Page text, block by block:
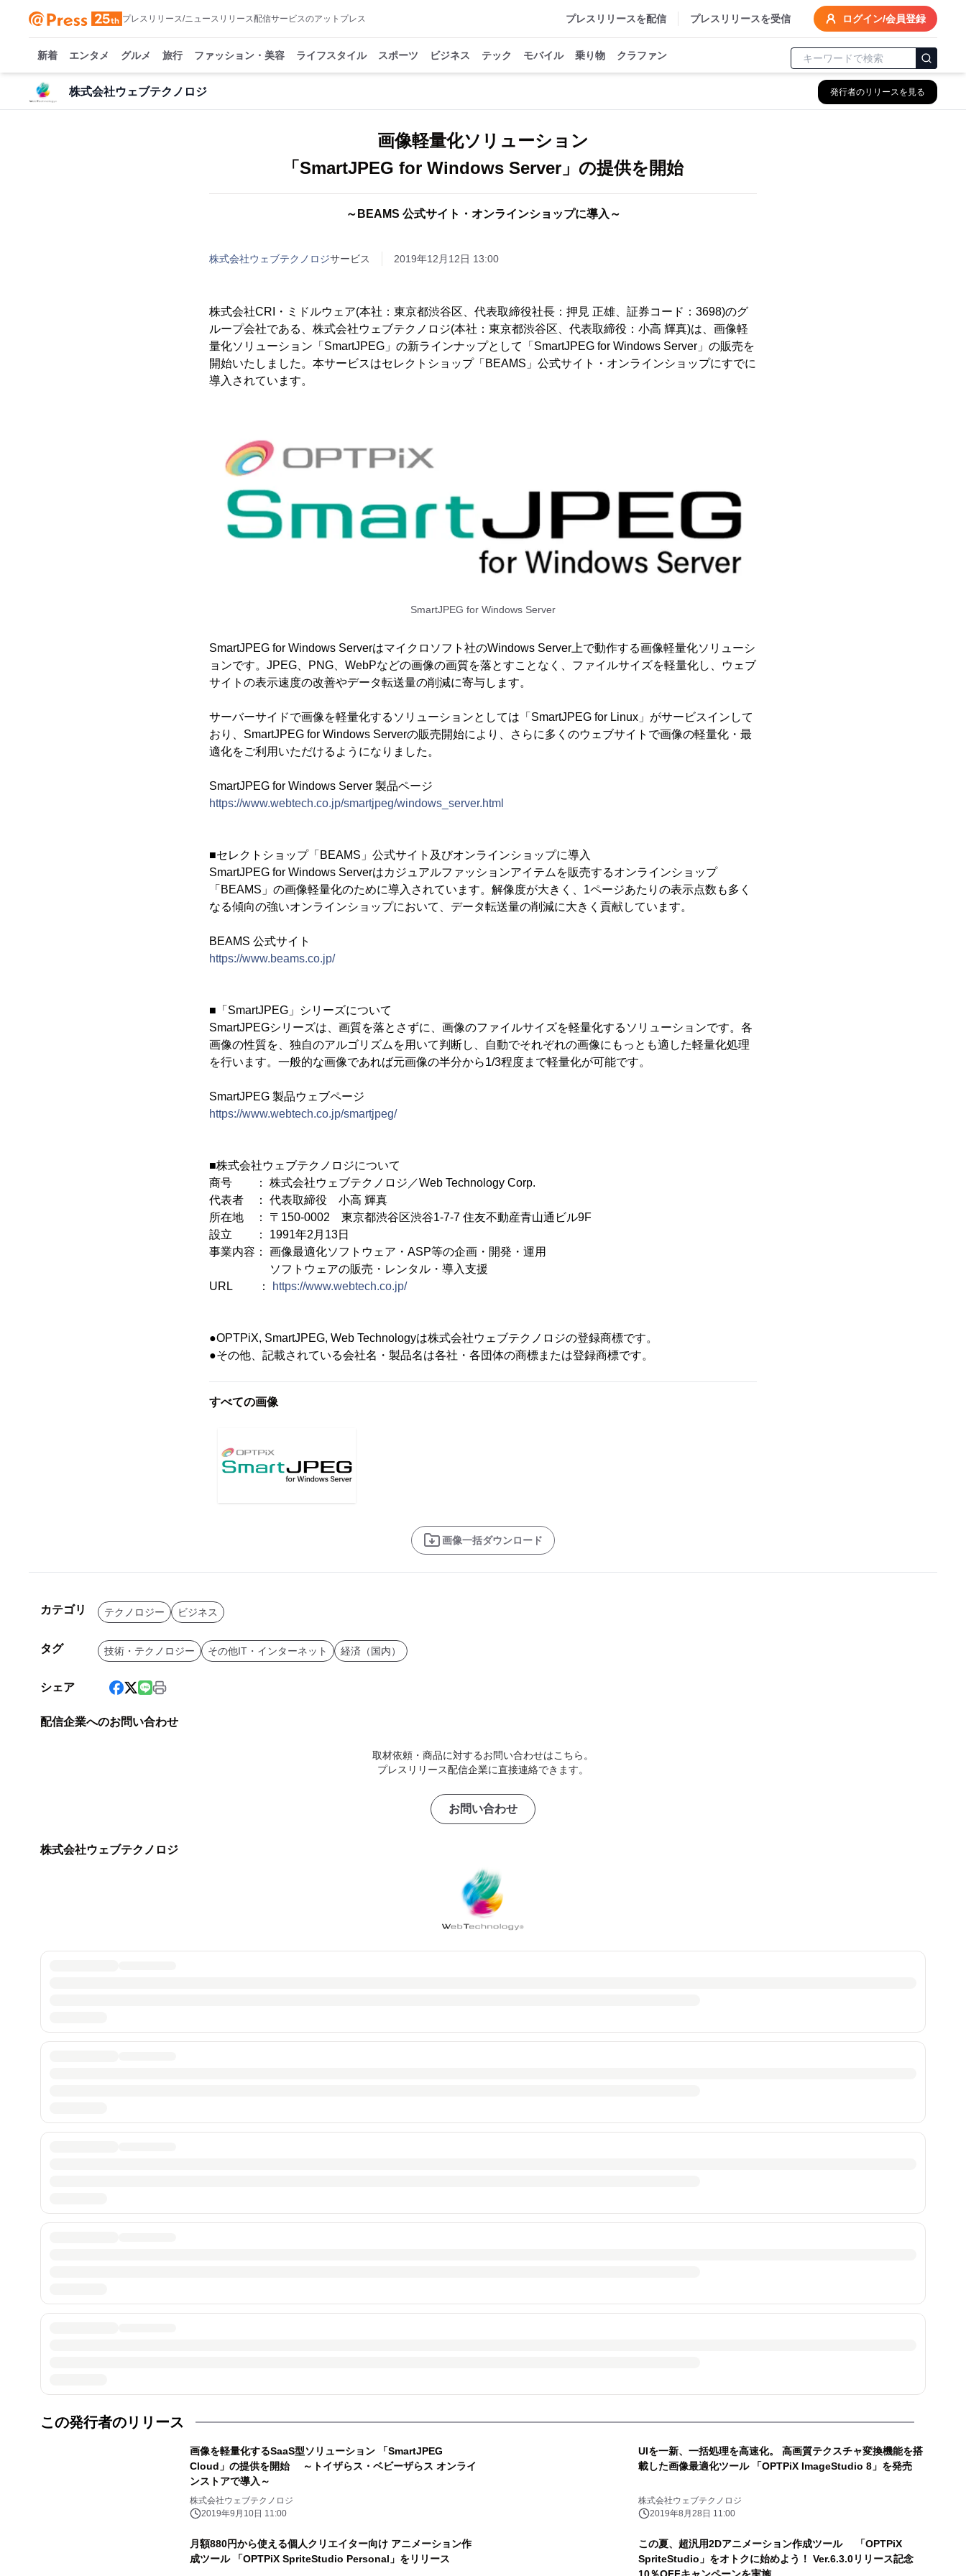
プレスリリース/ニュースリリース配信サービスのアットプレス プレスリリースを配信 プレスリリースを受信 ログイン/会員登録
新着 エンタメ グルメ 旅行 ファッション・美容 ライフスタイル スポーツ ビジネス テック モバイル 乗り物 クラファン
株式会社ウェブテクノロジ 発行者のリリースを見る
画像軽量化ソリューション
「SmartJPEG for Windows Server」の提供を開始
～BEAMS 公式サイト・オンラインショップに導入～
株式会社ウェブテクノロジサービス 2019年12月12日 13:00
株式会社CRI・ミドルウェア(本社：東京都渋谷区、代表取締役社長：押見 正雄、証券コード：3698)のグ
ループ会社である、株式会社ウェブテクノロジ(本社：東京都渋谷区、代表取締役：小高 輝真)は、画像軽
量化ソリューション「SmartJPEG」の新ラインナップとして「SmartJPEG for Windows Server」の販売を
開始いたしました。本サービスはセレクトショップ「BEAMS」公式サイト・オンラインショップにすでに
導入されています。
SmartJPEG for Windows Server
SmartJPEG for Windows Serverはマイクロソフト社のWindows Server上で動作する画像軽量化ソリューシ
ョンです。JPEG、PNG、WebPなどの画像の画質を落とすことなく、ファイルサイズを軽量化し、ウェブ
サイトの表示速度の改善やデータ転送量の削減に寄与します。
サーバーサイドで画像を軽量化するソリューションとしては「SmartJPEG for Linux」がサービスインして
おり、SmartJPEG for Windows Serverの販売開始により、さらに多くのウェブサイトで画像の軽量化・最
適化をご利用いただけるようになりました。
SmartJPEG for Windows Server 製品ページ
https://www.webtech.co.jp/smartjpeg/windows_server.html
■セレクトショップ「BEAMS」公式サイト及びオンラインショップに導入
SmartJPEG for Windows Serverはカジュアルファッションアイテムを販売するオンラインショップ
「BEAMS」の画像軽量化のために導入されています。解像度が大きく、1ページあたりの表示点数も多く
なる傾向の強いオンラインショップにおいて、データ転送量の削減に大きく貢献しています。
BEAMS 公式サイト
https://www.beams.co.jp/
■「SmartJPEG」シリーズについて
SmartJPEGシリーズは、画質を落とさずに、画像のファイルサイズを軽量化するソリューションです。各
画像の性質を、独自のアルゴリズムを用いて判断し、自動でそれぞれの画像にもっとも適した軽量化処理
を行います。一般的な画像であれば元画像の半分から1/3程度まで軽量化が可能です。
SmartJPEG 製品ウェブページ
https://www.webtech.co.jp/smartjpeg/
■株式会社ウェブテクノロジについて
商号 ： 株式会社ウェブテクノロジ／Web Technology Corp.
代表者 ： 代表取締役 小高 輝真
所在地 ： 〒150-0002 東京都渋谷区渋谷1-7-7 住友不動産青山通ビル9F
設立 ： 1991年2月13日
事業内容： 画像最適化ソフトウェア・ASP等の企画・開発・運用
ソフトウェアの販売・レンタル・導入支援
URL ：
https://www.webtech.co.jp/
●OPTPiX, SmartJPEG, Web Technologyは株式会社ウェブテクノロジの登録商標です。
●その他、記載されている会社名・製品名は各社・各団体の商標または登録商標です。
すべての画像
画像一括ダウンロード
カテゴリ テクノロジー ビジネス
タグ 技術・テクノロジー その他IT・インターネット 経済（国内）
シェア
配信企業へのお問い合わせ
取材依頼・商品に対するお問い合わせはこちら。
プレスリリース配信企業に直接連絡できます。
お問い合わせ
株式会社ウェブテクノロジ
この発行者のリリース
画像を軽量化するSaaS型ソリューション 「SmartJPEG
Cloud」の提供を開始 ～トイザらス・ベビーザらス オンライ
ンストアで導入～
株式会社ウェブテクノロジ
2019年9月10日 11:00
UIを一新、一括処理を高速化。 高画質テクスチャ変換機能を搭
載した画像最適化ツール 「OPTPiX ImageStudio 8」を発売
株式会社ウェブテクノロジ
2019年8月28日 11:00
月額880円から使える個人クリエイター向け アニメーション作
成ツール 「OPTPiX SpriteStudio Personal」をリリース
この夏、超汎用2Dアニメーション作成ツール 「OPTPiX
SpriteStudio」をオトクに始めよう！ Ver.6.3.0リリース記念